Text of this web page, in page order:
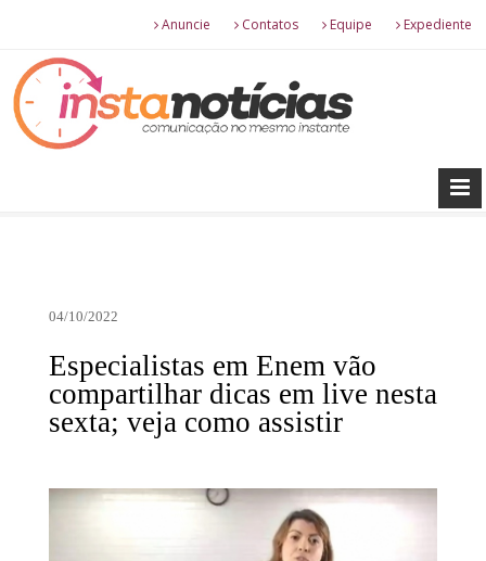
Anuncie Contatos Equipe Expediente
04/10/2022
Especialistas em Enem vão
compartilhar dicas em live nesta
sexta; veja como assistir